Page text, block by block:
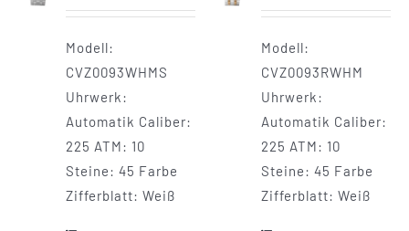
Modell:
CVZ0093WHMS
Uhrwerk:
Automatik Caliber:
225 ATM: 10
Steine: 45 Farbe
Zifferblatt: Weiß
Modell:
CVZ0093RWHM
Uhrwerk:
Automatik Caliber:
225 ATM: 10
Steine: 45 Farbe
Zifferblatt: Weiß